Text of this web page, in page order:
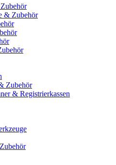
& Zubehör
Zubehör
& Registrierkassen